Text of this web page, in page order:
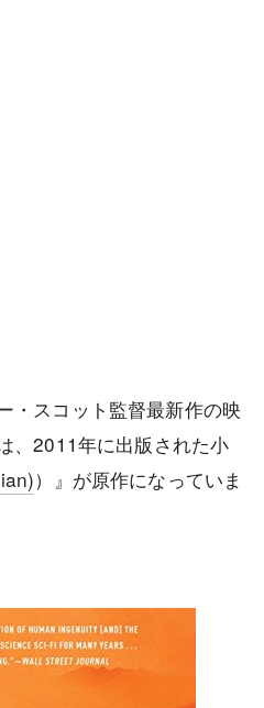
・スコット監督最新作の映
、2011年に出版された小
）』が原作になっていま